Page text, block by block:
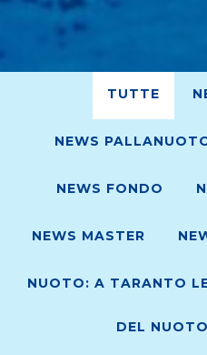
TUTTE
NEWS
NEWS FONDO
NEWS MASTER
NUOTO: A TARANTO
DEL